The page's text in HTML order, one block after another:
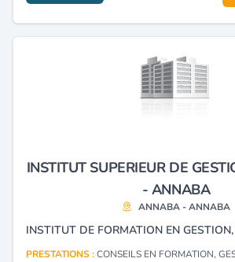
INSTITUT SUPERIEUR DE
- ANNABA
ANNABA - ANNABA
PRESTATIONS :CONSEILS EN FORMATION,